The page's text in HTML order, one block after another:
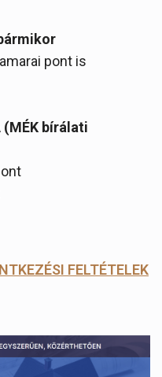
pont is
(MÉK bírálati
FELTÉTELEK